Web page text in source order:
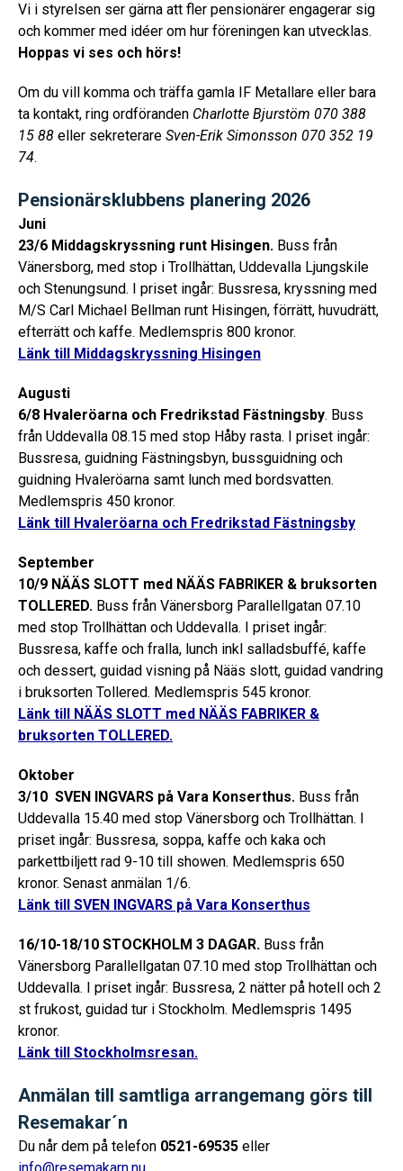
Vi i styrelsen ser gärna att fler pensionärer engagerar sig
och kommer med idéer om hur föreningen kan utvecklas.
Hoppas vi ses och hörs!
Om du vill komma och träffa gamla IF Metallare eller bara
ta kontakt, ring ordföranden Charlotte Bjurstöm 070 388
15 88 eller sekreterare Sven-Erik Simonsson 070 352 19
74.
Pensionärsklubbens planering 2026
Juni
23/6 Middagskryssning runt Hisingen. Buss från
Vänersborg, med stop i Trollhättan, Uddevalla Ljungskile
och Stenungsund. I priset ingår: Bussresa, kryssning med
M/S Carl Michael Bellman runt Hisingen, förrätt, huvudrätt,
efterrätt och kaffe. Medlemspris 800 kronor.
Länk till Middagskryssning Hisingen
Augusti
6/8 Hvaleröarna och Fredrikstad Fästningsby. Buss
från Uddevalla 08.15 med stop Håby rasta. I priset ingår:
Bussresa, guidning Fästningsbyn, bussguidning och
guidning Hvaleröarna samt lunch med bordsvatten.
Medlemspris 450 kronor.
Länk till Hvaleröarna och Fredrikstad Fästningsby
September
10/9 NÄÄS SLOTT med NÄÄS FABRIKER & bruksorten
TOLLERED. Buss från Vänersborg Parallellgatan 07.10
med stop Trollhättan och Uddevalla. I priset ingår:
Bussresa, kaffe och fralla, lunch inkl salladsbuffé, kaffe
och dessert, guidad visning på Nääs slott, guidad vandring
i bruksorten Tollered. Medlemspris 545 kronor.
Länk till NÄÄS SLOTT med NÄÄS FABRIKER &
bruksorten TOLLERED.
Oktober
3/10 SVEN INGVARS på Vara Konserthus. Buss från
Uddevalla 15.40 med stop Vänersborg och Trollhättan. I
priset ingår: Bussresa, soppa, kaffe och kaka och
parkettbiljett rad 9-10 till showen. Medlemspris 650
kronor. Senast anmälan 1/6.
Länk till SVEN INGVARS på Vara Konserthus
16/10-18/10 STOCKHOLM 3 DAGAR. Buss från
Vänersborg Parallellgatan 07.10 med stop Trollhättan och
Uddevalla. I priset ingår: Bussresa, 2 nätter på hotell och 2
st frukost, guidad tur i Stockholm. Medlemspris 1495
kronor.
Länk till Stockholmsresan.
Anmälan till samtliga arrangemang görs till
Resemakar´n
Du når dem på telefon 0521-69535 eller